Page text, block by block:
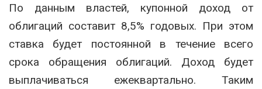
По данным властей, купонной доход от
облигаций составит 8,5% годовых. При этом
ставка будет постоянной в течение всего
срока обращения облигаций. Доход будет
выплачиваться ежеквартально. Таким